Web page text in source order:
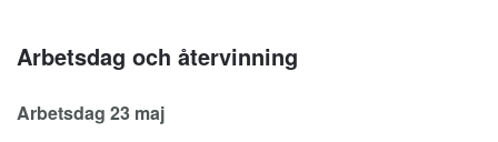
Arbetsdag och återvinning
Arbetsdag 23 maj